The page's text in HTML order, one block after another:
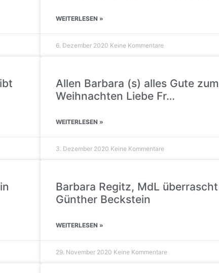
WEITERLESEN »
6. Dezember 2020 Keine Kommentare
Allen Barbara (s) alles Gute
Weihnachten Liebe Fr…
WEITERLESEN »
3. Dezember 2020 Keine Kommentare
Barbara Regitz, MdL
Günther Beckstein
WEITERLESEN »
29. November 2020 Keine Kommentare